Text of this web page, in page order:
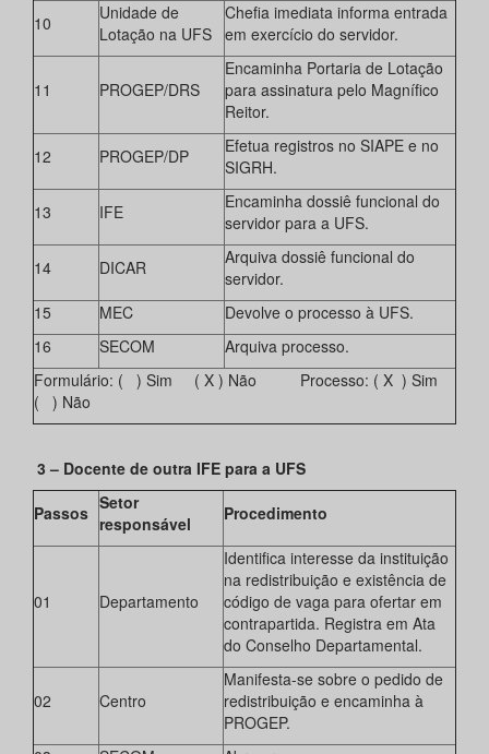
10
Unidade de
Lotação na UFS
Chefia imediata informa entrada
em exercício do servidor.
11 PROGEP/DRS
Encaminha Portaria de Lotação
para assinatura pelo Magnífico
Reitor.
12 PROGEP/DP
Efetua registros no SIAPE e no
SIGRH.
13 IFE
Encaminha dossiê funcional do
servidor para a UFS.
14 DICAR
Arquiva dossiê funcional do
servidor.
15
MEC
Devolve o processo à UFS.
16
SECOM
Arquiva processo.
Formulário: ( ) Sim ( X ) Não Processo: ( X ) Sim
( ) Não
3 – Docente de outra IFE para a UFS
Passos Setor
responsável
Procedimento
01 Departamento
Identifica interesse da instituição
na redistribuição e existência de
código de vaga para ofertar em
contrapartida. Registra em Ata
do Conselho Departamental.
02 Centro
Manifesta-se sobre o pedido de
redistribuição e encaminha à
PROGEP.